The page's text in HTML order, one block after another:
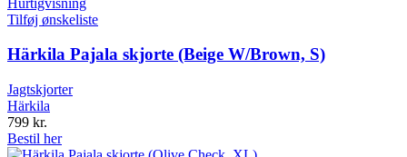
Tilføj ønskeliste
Härkila Pajala skjorte (Beige W/Brown, S)
Jagtskjorter
Härkila
799 kr.
Bestil her